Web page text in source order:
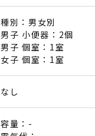
種別：男女別
男子 小便器：2個
男子 個室：1室
女子 個室：1室
なし
容量：-